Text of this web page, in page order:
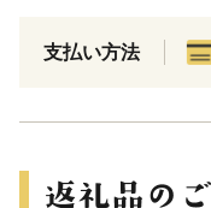
支払い方法